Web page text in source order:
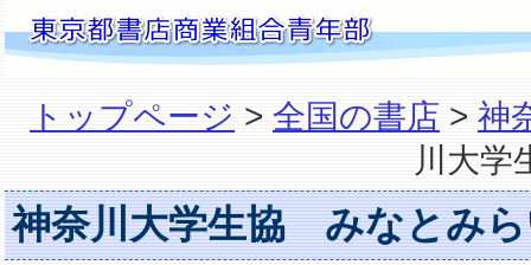
トップページ > 全国の書店 > 神
川大
神奈川大学生協 みなとみら